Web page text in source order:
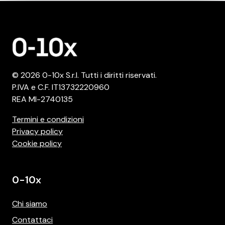
© 2026 0-10x S.r.l. Tutti i diritti riservati.
P.IVA e C.F. IT13732220960
REA MI-2740135
Termini e condizioni
Privacy policy
Cookie policy
0-10x
Chi siamo
Contattaci